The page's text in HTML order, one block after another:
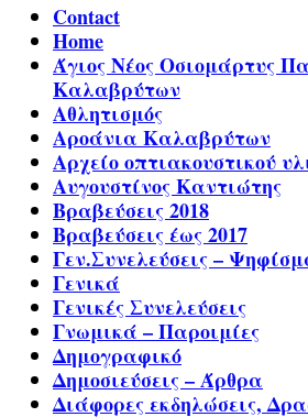
Contact
Home
Άγιος Νέος Οσιομάρτυς
Καλαβρύτων
Αθλητισμός
Αροάνια Καλαβρύτων
Αρχείο οπτιακουστικού
Αυγουστίνος Καντιώτης
Βραβεύσεις 2018
Βραβεύσεις έως 2017
Γεν.Συνελεύσεις –
Γενικά
Γενικές Συνελεύσεις
Γνωμικά – Παροιμίες
Δημογραφικό
Δημοσιεύσεις – Άρθρα
Διάφορες εκδηλώσεις,